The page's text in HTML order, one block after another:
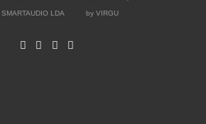
SMARTAUDIO LDA by VIRGU